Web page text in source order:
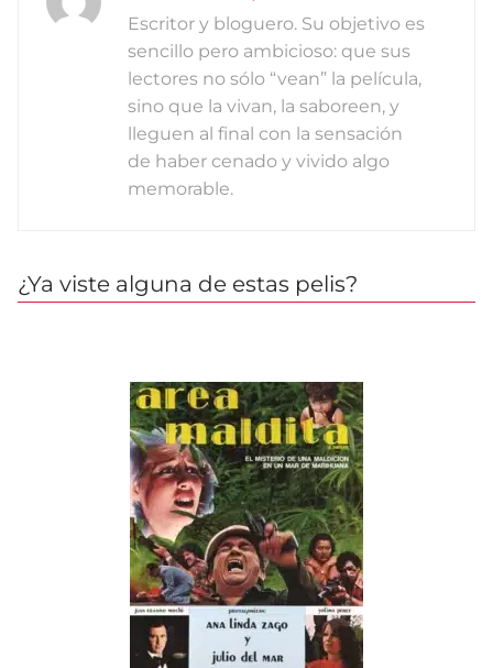
Escritor y bloguero. Su objetivo es
sencillo pero ambicioso: que sus
lectores no sólo “vean” la película,
sino que la vivan, la saboreen, y
lleguen al final con la sensación
de haber cenado y vivido algo
memorable.
¿Ya viste alguna de estas pelis?